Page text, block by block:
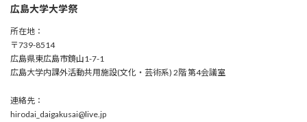
広島大学大学祭
所在地：
〒739-8514
広島県東広島市鏡山1-7-1
広島大学内課外活動共用施設(文化・芸術系) 2階 第4会議室
連絡先：
hirodai_daigakusai@live.jp